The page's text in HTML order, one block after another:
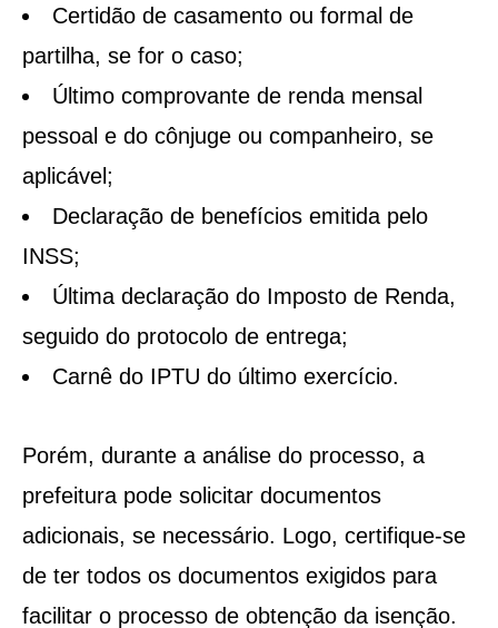
Certidão de casamento ou formal de
partilha, se for o caso;
Último comprovante de renda mensal
pessoal e do cônjuge ou companheiro, se
aplicável;
Declaração de benefícios emitida pelo
INSS;
Última declaração do Imposto de Renda,
seguido do protocolo de entrega;
Carnê do IPTU do último exercício.
Porém, durante a análise do processo, a
prefeitura pode solicitar documentos
adicionais, se necessário. Logo, certifique-se
de ter todos os documentos exigidos para
facilitar o processo de obtenção da isenção.